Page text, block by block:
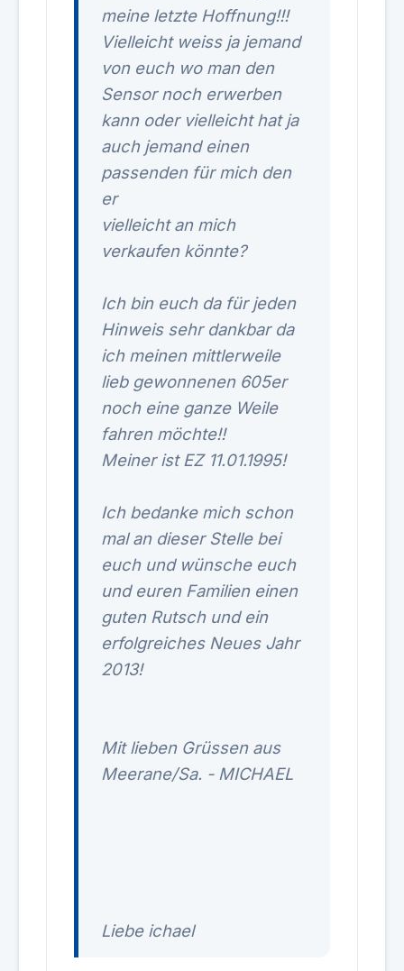
meine letzte Hoffnung!!!
Vielleicht weiss ja jemand
von euch wo man den
Sensor noch erwerben
kann oder vielleicht hat ja
auch jemand einen
passenden für mich den
er
vielleicht an mich
verkaufen könnte?
Ich bin euch da für jeden
Hinweis sehr dankbar da
ich meinen mittlerweile
lieb gewonnenen 605er
noch eine ganze Weile
fahren möchte!!
Meiner ist EZ 11.01.1995!
Ich bedanke mich schon
mal an dieser Stelle bei
euch und wünsche euch
und euren Familien einen
guten Rutsch und ein
erfolgreiches Neues Jahr
2013!
Mit lieben Grüssen aus
Meerane/Sa. - MICHAEL
Liebe ichael